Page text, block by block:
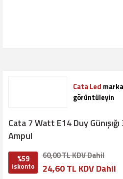
Cata Led
görüntüleyin
Cata 7 Watt E14 Duy
Ampul
%59
iskonto
60,00 TL KDV Dahil
24,60 TL KDV Dahil